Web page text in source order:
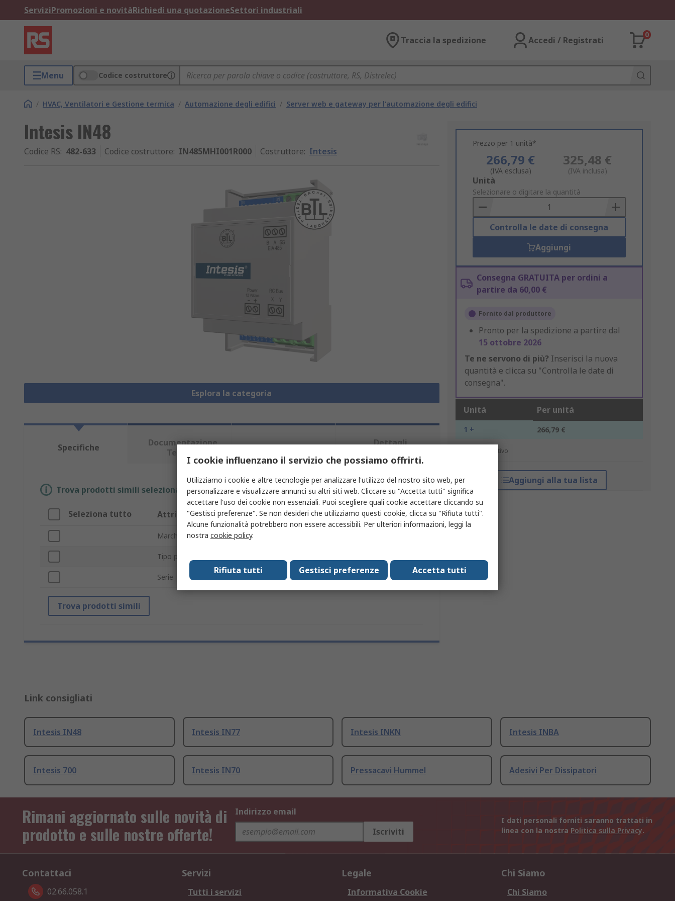
ServiziPromozioni e novitàRichiedi una quotazioneSettori industriali
Traccia la spedizione Accedi / Registrati
0
Menu Codice costruttore
/ HVAC, Ventilatori e Gestione termica / Automazione degli edifici / Server web e gateway per l'automazione degli edifici
Intesis IN48
Codice RS: 482-633 Codice costruttore: IN485MHI001R000 Costruttore: Intesis
Esplora la categoria
Prezzo per 1 unità*
266,79 €
(IVA esclusa)
325,48 €
(IVA inclusa)
Add
to
Basket
Unità
Selezionare o digitare la quantità
Controlla le date di consegna
Aggiungi
Consegna GRATUITA per ordini a
partire da 60,00 €
Fornito dal produttore
Pronto per la spedizione a partire dal
15 ottobre 2026
Te ne servono di più? Inserisci la nuova
quantità e clicca su "Controlla le date di
consegna".
Unità Per unità
1 + 266,79 €
*prezzo indicativo
Aggiungi alla tua lista
Specifiche
Documentazione
Tecnica
Normative
Dettagli
Trova prodotti simili selezionando uno o più attributi.
Seleziona tutto Attributo Valore
Marchio Intesis
Tipo prodotto
Serie
Trova prodotti simili
Link consigliati
Intesis IN48 Intesis IN77 Intesis INKN Intesis INBA
Intesis 700 Intesis IN70 Pressacavi Hummel Adesivi Per Dissipatori
Rimani aggiornato sulle novità di
prodotto e sulle nostre offerte!
Indirizzo email
Iscriviti
I dati personali forniti saranno trattati in
linea con la nostra Politica sulla Privacy.
Contattaci
02.66.058.1
Servizi
Tutti i servizi
Legale
Informativa Cookie
Chi Siamo
Chi Siamo
I cookie influenzano il servizio che possiamo offrirti.
Utilizziamo i cookie e altre tecnologie per analizzare l'utilizzo del nostro sito web, per
personalizzare e visualizzare annunci su altri siti web. Cliccare su "Accetta tutti" significa
accettare l'uso dei cookie non essenziali. Puoi scegliere quali cookie accettare cliccando su
"Gestisci preferenze". Se non desideri che utilizziamo questi cookie, clicca su "Rifiuta tutti".
Alcune funzionalità potrebbero non essere accessibili. Per ulteriori informazioni, leggi la
nostra cookie policy.
Accetta tutti
Gestisci preferenze
Rifiuta tutti